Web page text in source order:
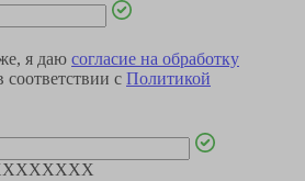
я даю согласие на обработку
соответствии с Политикой